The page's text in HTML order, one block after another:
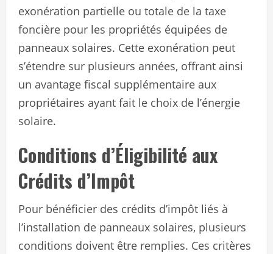
exonération partielle ou totale de la taxe
foncière pour les propriétés équipées de
panneaux solaires. Cette exonération peut
s’étendre sur plusieurs années, offrant ainsi
un avantage fiscal supplémentaire aux
propriétaires ayant fait le choix de l’énergie
solaire.
Conditions d’Éligibilité aux
Crédits d’Impôt
Pour bénéficier des crédits d’impôt liés à
l’installation de panneaux solaires, plusieurs
conditions doivent être remplies. Ces critères